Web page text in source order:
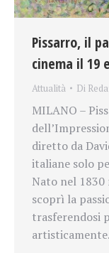
Pissarro, il
cinema il 19
Attualità Di
MILANO –
diretto da
italiane solo
Nato nel
scoprì la
trasferendosi